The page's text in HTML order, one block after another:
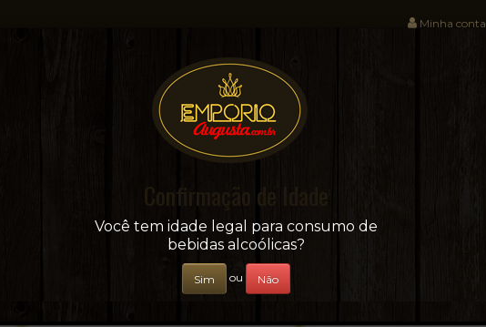
Minha conta
Sua conveniência e adega on-line!
+ BEBIDAS
Confirmação de Idade
Você tem idade legal para consumo de
bebidas alcoólicas?
Sim ou Não